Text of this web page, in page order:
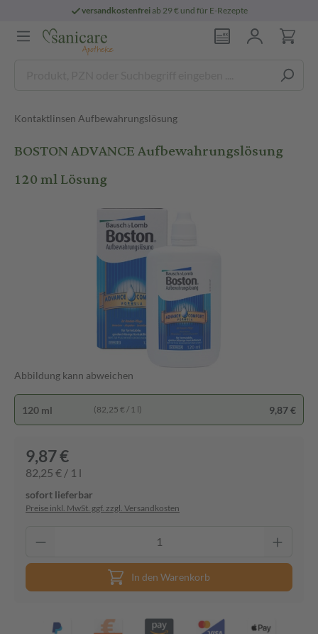
versandkostenfreiab 29 € und für E-Rezepte
Kontaktlinsen Aufbewahrungslösung
BOSTON ADVANCE Aufbewahrungslösung
120 ml Lösung
Abbildung kann abweichen
120 ml (82,25 € / 1 l) 9,87 €
9,87 €
82,25 € / 1 l
sofort lieferbar
Preise inkl. MwSt. ggf. zzgl. Versandkosten
In den Warenkorb